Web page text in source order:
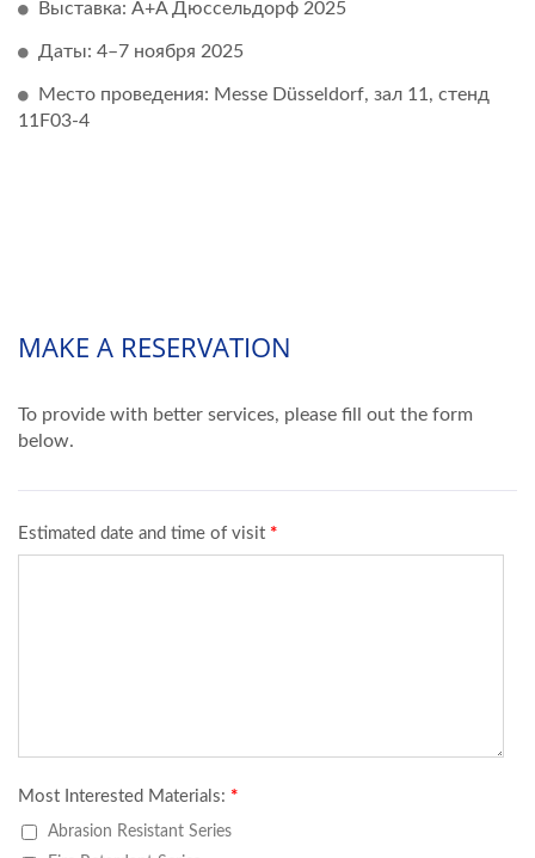
Выставка: A+A Дюссельдорф 2025
Даты: 4–7 ноября 2025
Место проведения: Messe Düsseldorf, зал 11, стенд
11F03-4